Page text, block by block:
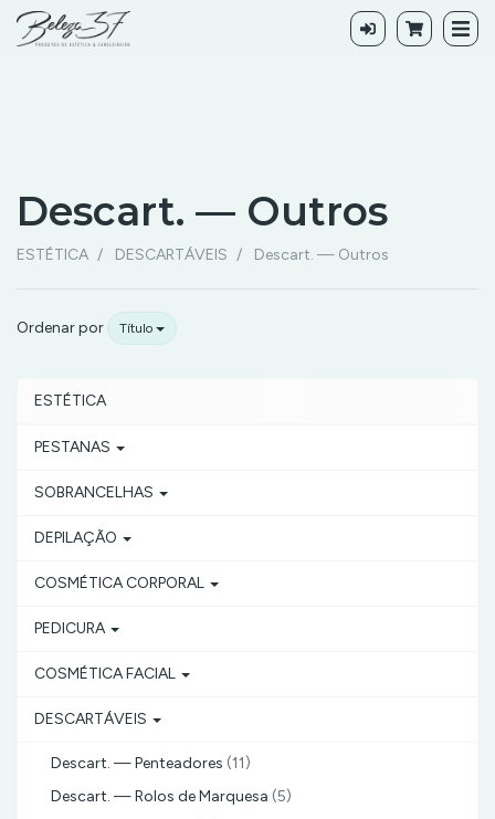
Descart. — Outros
Descart.
—
Outros
ESTÉTICA DESCARTÁVEIS Descart. — Outros
Ordenar por Título
ESTÉTICA
PESTANAS
SOBRANCELHAS
DEPILAÇÃO
COSMÉTICA CORPORAL
PEDICURA
COSMÉTICA FACIAL
DESCARTÁVEIS
Descart. — Penteadores (11)
Descart. — Rolos de Marquesa (5)